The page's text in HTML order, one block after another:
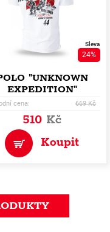
Sleva
24%
"UNKNOWN
EXPEDITION"
cena: 669 Kč
510 Kč
Koupit